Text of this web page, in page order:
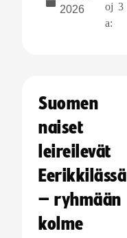
2026
oj
a:
3
Suomen
naiset
leireilevät
Eerikkilässä
– ryhmään
kolme